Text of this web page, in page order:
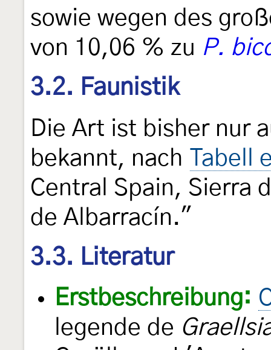
sowie wegen des
von 10,06 % zu P.
3.2. Faunistik
Die Art ist bisher nur
bekannt, nach
Tabell
Central Spain, Sierra
de Albarracín."
3.3. Literatur
Erstbeschreibung:
legende de